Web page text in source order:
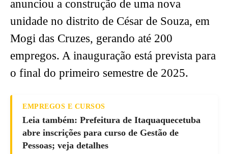
anunciou a construção de uma nova
unidade no distrito de César de Souza, em
Mogi das Cruzes, gerando até 200
empregos. A inauguração está prevista para
o final do primeiro semestre de 2025.
EMPREGOS E CURSOS
Leia também: Prefeitura de Itaquaquecetuba
abre inscrições para curso de Gestão de
Pessoas; veja detalhes